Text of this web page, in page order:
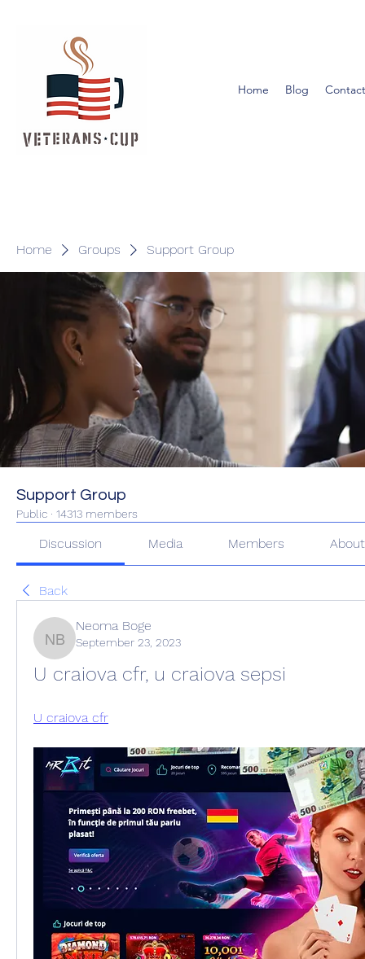
Home Blog
Home Groups Support Group
Support Group
Public · 14313 members
Discussion Media Members About
Back
Neoma Boge
Neoma Boge
September 23, 2023
U craiova cfr, u craiova sepsi
U craiova cfr